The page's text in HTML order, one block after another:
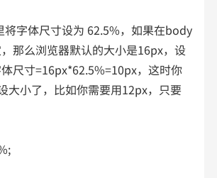
将字体尺寸设为 62.5%，如果在body
那么浏览器默认的大小是16px，设
尺寸=16px*62.5%=10px，这时你
大小了，比如你需要用12px，只要